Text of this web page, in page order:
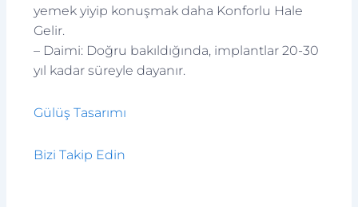
yemek yiyip konuşmak daha Konforlu Hale
Gelir.
– Daimi: Doğru bakıldığında, implantlar 20-30
yıl kadar süreyle dayanır.
Gülüş Tasarımı
Bizi Takip Edin